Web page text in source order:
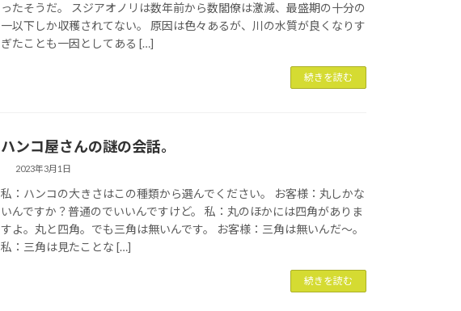
ったそうだ。 スジアオノリは数年前から数閣僚は激減、最盛期の十分の
一以下しか収穫されてない。 原因は色々あるが、川の水質が良くなりす
ぎたことも一因としてある […]
続きを読む
ハンコ屋さんの謎の会話。
2023年3月1日
私：ハンコの大きさはこの種類から選んでください。 お客様：丸しかな
いんですか？普通のでいいんですけど。 私：丸のほかには四角がありま
すよ。丸と四角。でも三角は無いんです。 お客様：三角は無いんだ～。
私：三角は見たことな […]
続きを読む